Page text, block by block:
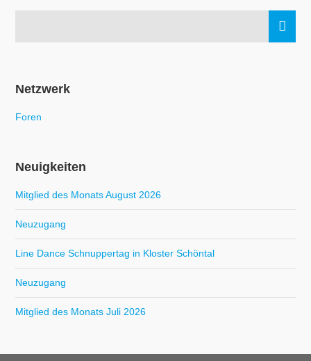
Netzwerk
Foren
Neuigkeiten
Mitglied des Monats August 2026
Neuzugang
Line Dance Schnuppertag in Kloster Schöntal
Neuzugang
Mitglied des Monats Juli 2026